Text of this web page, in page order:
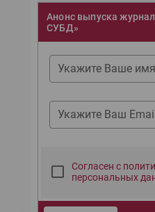
Анонс выпуска
СУБД»
Укажите Ваше имя
Укажите Ваш
Согласен с
персональных